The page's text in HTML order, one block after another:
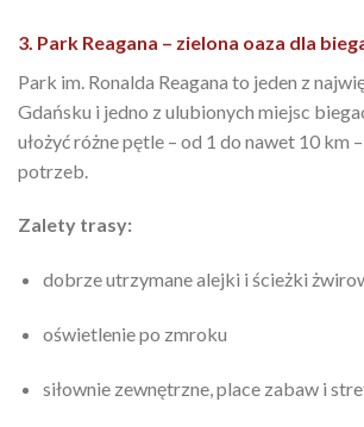
3. Park Reagana – zielona oaza dla
Park im. Ronalda Reagana to jeden z
Gdańsku i jedno z ulubionych miejsc
ułożyć różne pętle – od 1 do nawet 10 km
potrzeb.
Zalety trasy:
dobrze utrzymane alejki i ścieżki
oświetlenie po zmroku
siłownie zewnętrzne, place zabaw i